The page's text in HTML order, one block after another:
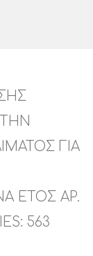
ΓΙΑ
ΕΤΟΣ ΑΡ.
563